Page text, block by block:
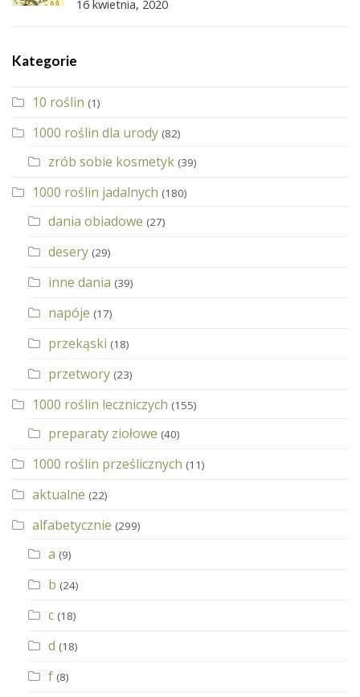
16 kwietnia, 2020
Kategorie
10 roślin (1)
1000 roślin dla urody (82)
zrób sobie kosmetyk (39)
1000 roślin jadalnych (180)
dania obiadowe (27)
desery (29)
inne dania (39)
napóje (17)
przekąski (18)
przetwory (23)
1000 roślin leczniczych (155)
preparaty ziołowe (40)
1000 roślin prześlicznych (11)
aktualne (22)
alfabetycznie (299)
a (9)
b (24)
c (18)
d (18)
f (8)